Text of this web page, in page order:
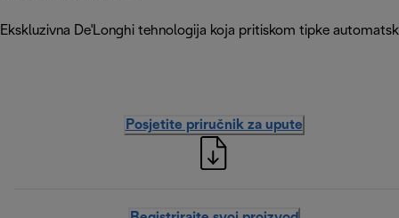
Ekskluzivna De'Longhi tehnologija koja pritiskom tipke
Posjetite priručnik za upute